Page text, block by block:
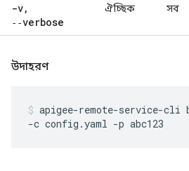
-v,
‑‑verbose
ঐচ্ছিক সব
উদাহরণ
apigee-remote-service-cli
-c config.yaml -p abc123